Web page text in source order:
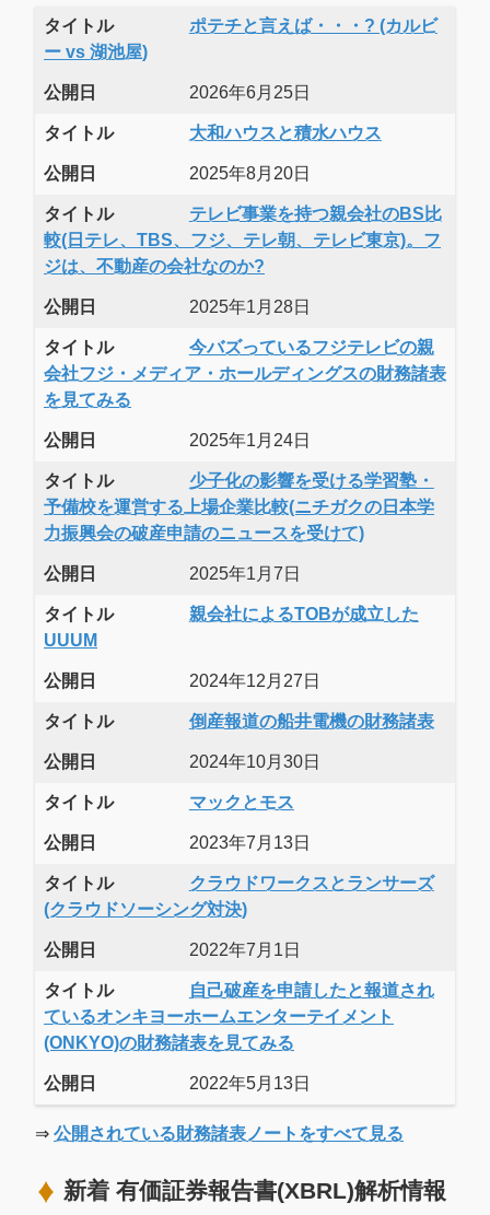
タイトル
ポテチと言えば・・・? (カルビ
ー vs 湖池屋)
公開日 2026年6月25日
タイトル 大和ハウスと積水ハウス
公開日 2025年8月20日
タイトル
テレビ事業を持つ親会社のBS比
較(日テレ、TBS、フジ、テレ朝、テレビ東京)。フ
ジは、不動産の会社なのか?
公開日 2025年1月28日
タイトル
今バズっているフジテレビの親
会社フジ・メディア・ホールディングスの財務諸表
を見てみる
公開日 2025年1月24日
タイトル
少子化の影響を受ける学習塾・
予備校を運営する上場企業比較(ニチガクの日本学
力振興会の破産申請のニュースを受けて)
公開日 2025年1月7日
タイトル
親会社によるTOBが成立した
UUUM
公開日 2024年12月27日
タイトル 倒産報道の船井電機の財務諸表
公開日 2024年10月30日
タイトル マックとモス
公開日 2023年7月13日
タイトル
クラウドワークスとランサーズ
(クラウドソーシング対決)
公開日 2022年7月1日
タイトル
自己破産を申請したと報道され
ているオンキヨーホームエンターテイメント
(ONKYO)の財務諸表を見てみる
公開日 2022年5月13日
⇒ 公開されている財務諸表ノートをすべて見る
新着 有価証券報告書(XBRL)解析情報